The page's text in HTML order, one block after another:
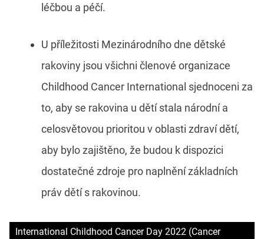
léčbou a péčí.
U příležitosti Mezinárodního dne dětské
rakoviny jsou všichni členové organizace
Childhood Cancer International sjednoceni za
to, aby se rakovina u dětí stala národní a
celosvětovou prioritou v oblasti zdraví dětí,
aby bylo zajištěno, že budou k dispozici
dostatečné zdroje pro naplnění základních
práv dětí s rakovinou.
International Childhood Cancer Day 2022 (Cancer